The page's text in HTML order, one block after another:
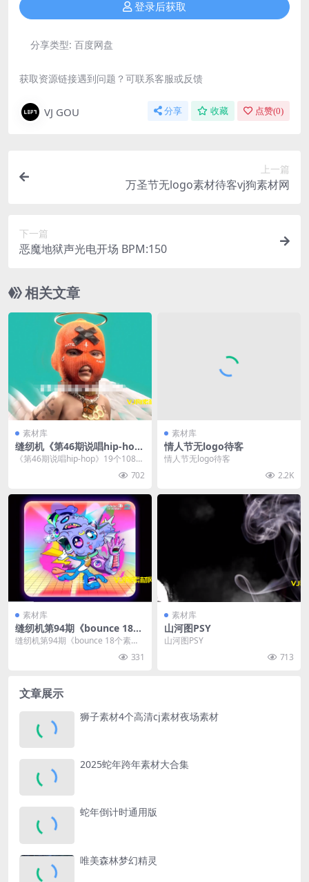
登录后获取
分享类型: 百度网盘
获取资源链接遇到问题？可联系客服或反馈
VJ GOU 分享 收藏 点赞(0)
上一篇
万圣节无logo素材待客vj狗素材网
下一篇
恶魔地狱声光电开场 BPM:150
相关文章
素材库
缝纫机《第46期说唱hip-ho
p》19个1080p
《第46期说唱hip-hop》19个1080
702
素材库
情人节无logo待客
情人节无logo待客
2.2K
素材库
缝纫机第94期《bounce 18个
素材》
缝纫机第94期《bounce 18个素
331
素材库
山河图PSY
山河图PSY
713
文章展示
狮子素材4个高清cj素材夜场素材
2025蛇年跨年素材大合集
蛇年倒计时通用版
唯美森林梦幻精灵